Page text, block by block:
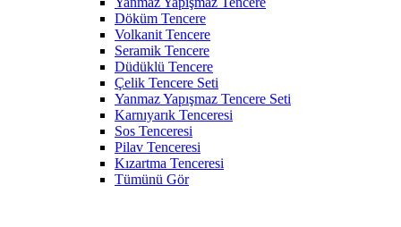
Döküm Tencere
Volkanit Tencere
Seramik Tencere
Düdüklü Tencere
Çelik Tencere Seti
Yanmaz Yapışmaz Tencere Seti
Karnıyarık Tenceresi
Sos Tenceresi
Pilav Tenceresi
Kızartma Tenceresi
Tümünü Gör